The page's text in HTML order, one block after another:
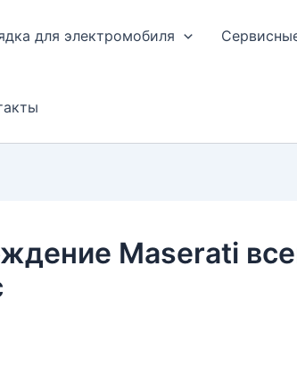
для электромобиля
Maserati